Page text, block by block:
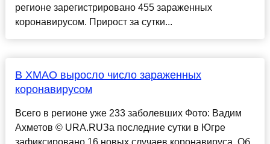
регионе зарегистрировано 455 зараженных
коронавирусом. Прирост за сутки...
В ХМАО выросло число зараженных
коронавирусом
Всего в регионе уже 233 заболевших Фото: Вадим
Ахметов © URA.RUЗа последние сутки в Югре